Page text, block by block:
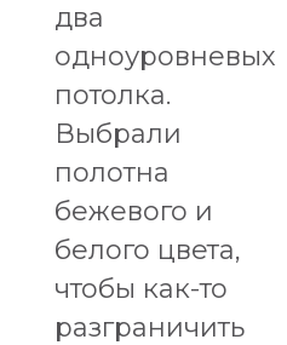
два
одноуровневых
потолка.
Выбрали
полотна
бежевого и
белого цвета,
чтобы как-то
разграничить